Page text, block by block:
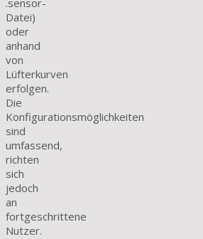
.sensor-
Datei)
oder
anhand
von
Lüfterkurven
erfolgen.
Die
Konfigurationsmöglichkeiten
sind
umfassend,
richten
sich
jedoch
an
fortgeschrittene
Nutzer.